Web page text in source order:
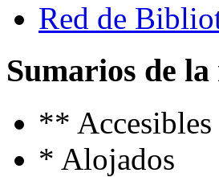
Red de
Sumarios de
** Accesibles
* Alojados